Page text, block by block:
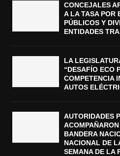
CONCEJALES
A LA TASA POR
PÚBLICOS Y
ENTIDADES
LA
“DESAFÍO ECO
COMPETENCIA
AUTOS
AUTORIDADES
BANDERA
NACIONAL DE
SEMANA DE LA